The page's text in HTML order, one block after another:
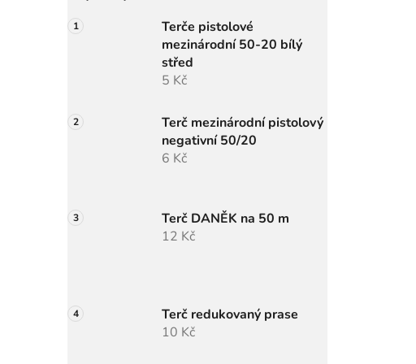
Terče pistolové
mezinárodní 50-20 bílý
střed
5 Kč
Terč mezinárodní pistolový
negativní 50/20
6 Kč
Terč DANĚK na 50 m
12 Kč
Terč redukovaný prase
10 Kč